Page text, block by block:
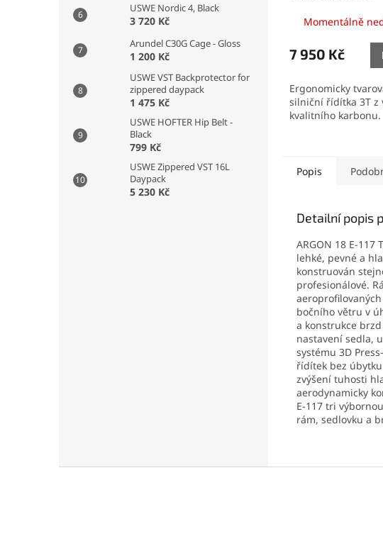
USWE Nordic 4, Black
3 720 Kč
Arundel C30G Cage - Gloss
1 200 Kč
USWE VST Backprotector for
zippered daypack
1 475 Kč
USWE HOFTER Hip Belt -
Black
799 Kč
USWE Zippered VST 16L
Daypack
5 230 Kč
Momentálně
7 950 Kč
Ergonomicky
silniční řídítka 3T z
kvalitního karbonu.
Popis
Detailní popis
ARGON 18 E-
lehké, pevné a
konstruován
profesionálové.
bočního větru v
a konstrukce
nastavení sedla,
systému 3D
řídítek bez
zvýšení tuhosti
aerodynamicky
E-117 tri
rám, sedlovku a